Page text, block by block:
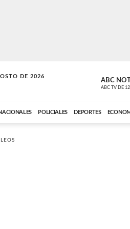
DE 2026
TARDE ABC
ABC TV DE
POLICIALES DEPORTES